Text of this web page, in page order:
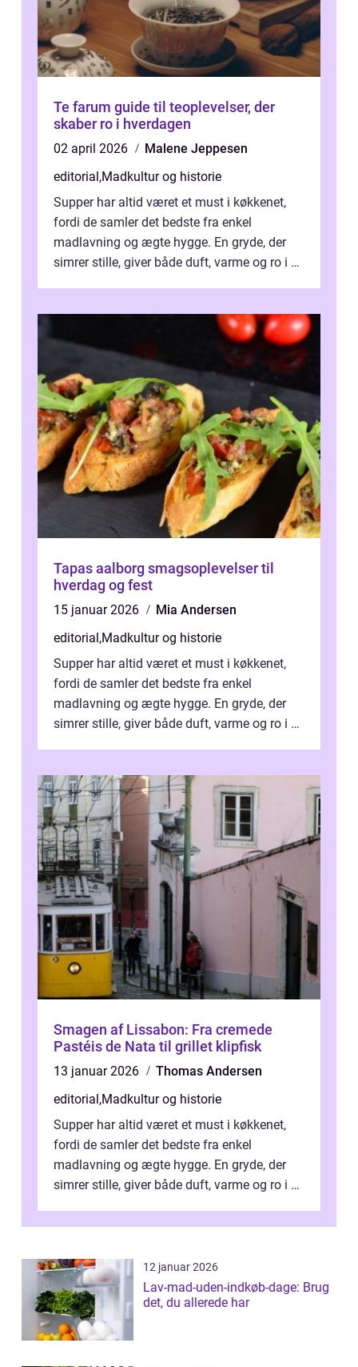
Te farum guide til teoplevelser, der
skaber ro i hverdagen
02 april 2026
Malene Jeppesen
editorial ,Madkultur og historie
Supper har altid været et must i køkkenet,
fordi de samler det bedste fra enkel
madlavning og ægte hygge. En gryde, der
simrer stille, giver både duft, varme og ro i en
Tapas aalborg smagsoplevelser til
hverdag og fest
15 januar 2026
Mia Andersen
editorial ,Madkultur og historie
Supper har altid været et must i køkkenet,
fordi de samler det bedste fra enkel
madlavning og ægte hygge. En gryde, der
simrer stille, giver både duft, varme og ro i en
Smagen af Lissabon: Fra cremede
Pastéis de Nata til grillet klipfisk
13 januar 2026
Thomas Andersen
editorial ,Madkultur og historie
Supper har altid været et must i køkkenet,
fordi de samler det bedste fra enkel
madlavning og ægte hygge. En gryde, der
simrer stille, giver både duft, varme og ro i en
12 januar 2026
Lav-mad-uden-indkøb-dage: Brug
det, du allerede har